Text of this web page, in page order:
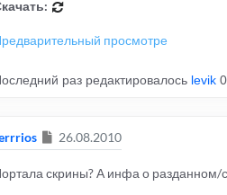
просмотре
раз редактировалось levik
Сообщение
26.08.2010
скрины? А инфа о разданном/